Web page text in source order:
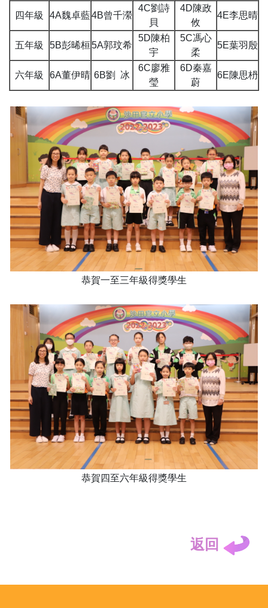
四年級 4A魏卓藍4B曾千瀠
4C劉詩
貝
4D陳政
攸
4E李思晴
五年級 5B彭晞桓5A郭玟希
5D陳柏
宇
5C馮心
柔
5E葉羽殷
六年級 6A董伊晴 6B劉 冰
6C廖雅
瑩
6D秦嘉
蔚
6E陳思枬
恭賀一至三年級得獎學生
恭賀四至六年級得獎學生
返回